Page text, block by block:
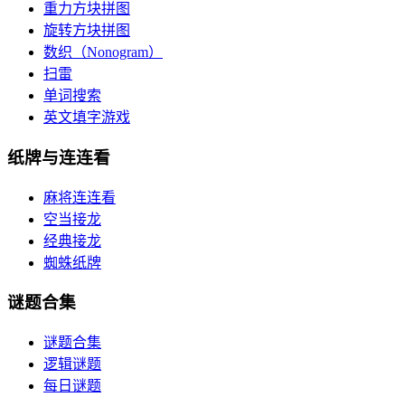
重力方块拼图
旋转方块拼图
数织（Nonogram）
扫雷
单词搜索
英文填字游戏
纸牌与连连看
麻将连连看
空当接龙
经典接龙
蜘蛛纸牌
谜题合集
谜题合集
逻辑谜题
每日谜题